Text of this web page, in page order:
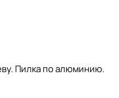
Пилка по алюминию.